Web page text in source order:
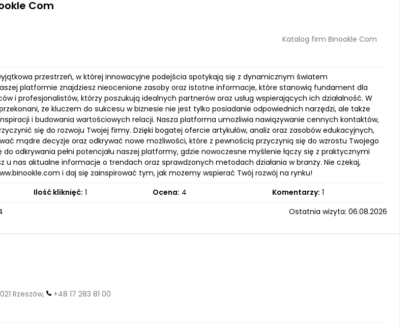
Com
Katalog firm Binookle Com
przestrzeń, w której innowacyjne podejścia spotykają się z dynamicznym światem
platformie znajdziesz nieocenione zasoby oraz istotne informacje, które stanowią fundament dla
i profesjonalistów, którzy poszukują idealnych partnerów oraz usług wspierających ich działalność. W
że kluczem do sukcesu w biznesie nie jest tylko posiadanie odpowiednich narzędzi, ale także
i budowania wartościowych relacji. Nasza platforma umożliwia nawiązywanie cennych kontaktów,
się do rozwoju Twojej firmy. Dzięki bogatej ofercie artykułów, analiz oraz zasobów edukacyjnych,
mądre decyzje oraz odkrywać nowe możliwości, które z pewnością przyczynią się do wzrostu Twojego
odkrywania pełni potencjału naszej platformy, gdzie nowoczesne myślenie łączy się z praktycznymi
u nas aktualne informacje o trendach oraz sprawdzonych metodach działania w branży. Nie czekaj,
i daj się zainspirować tym, jak możemy wspierać Twój rozwój na rynku!
Ilość kliknięć: 1 Ocena: 4 Komentarzy: 1
Ostatnia wizyta: 06.08.2026
Rzeszów, +48 17 283 81 00